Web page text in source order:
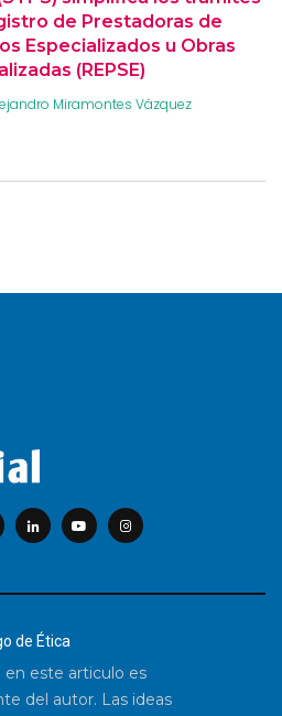
de Prestadoras de
Especializados u Obras
(REPSE)
Miramontes Vázquez
de Ética
este articulo es
del autor. Las ideas